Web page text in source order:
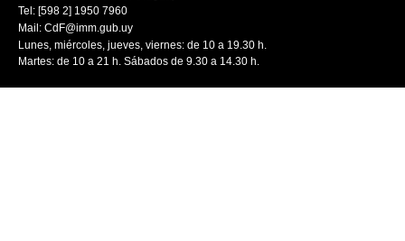
Tel: [598 2] 1950 7960
Mail: CdF@imm.gub.uy
Lunes, miércoles, jueves, viernes: de 10 a 19.30 h.
Martes: de 10 a 21 h. Sábados de 9.30 a 14.30 h.